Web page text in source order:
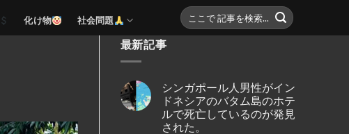
化け物 社会問題
最新記事
シンガポール人男性がイン
ドネシアのバタム島のホテ
ルで死亡しているのが発見
された。